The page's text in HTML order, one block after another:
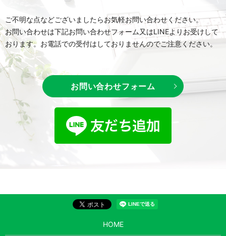
ご不明な点などございましたらお気軽お問い合わせください。
お問い合わせは下記お問い合わせフォーム又はLINEよりお受けして
おります。 お電話での受付はしておりませんのでご注意ください。
お問い合わせフォーム
HOME